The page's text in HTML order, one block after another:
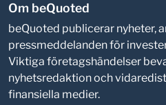
Om beQuoted
beQuoted publicerar nyheter,
pressmeddelanden för
Viktiga företagshändelser
nyhetsredaktion och
finansiella medier.